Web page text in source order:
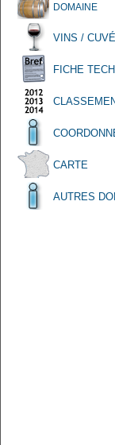
DOMAINE
VINS /
FICHE
CARTE
AUTRES